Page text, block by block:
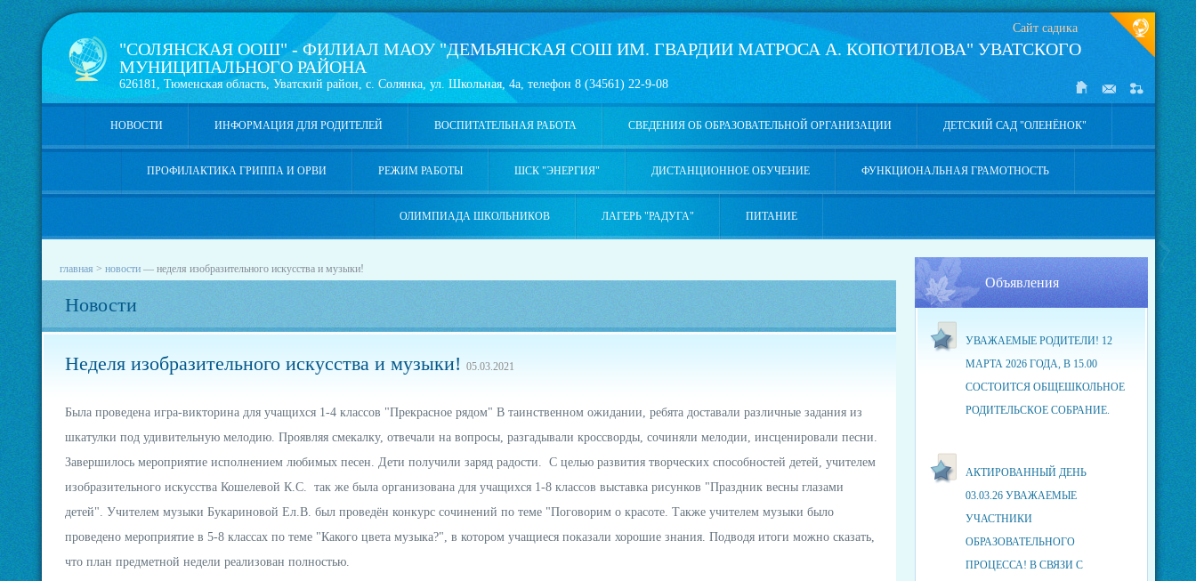
главная > новости — неделя изобразительного искусства и музыки!
Новости
Неделя изобразительного искусства и музыки! 05.03.2021
Была проведена игра-викторина для учащихся 1-4 классов "Прекрасное рядом" В таинственном ожидании, ребята доставали различные задания из
шкатулки под удивительную мелодию. Проявляя смекалку, отвечали на вопросы, разгадывали кроссворды, сочиняли мелодии, инсценировали песни.
Завершилось мероприятие исполнением любимых песен. Дети получили заряд радости. С целью развития творческих способностей детей, учителем
изобразительного искусства Кошелевой К.С. так же была организована для учащихся 1-8 классов выставка рисунков "Праздник весны глазами
детей". Учителем музыки Букариновой Ел.В. был проведён конкурс сочинений по теме "Поговорим о красоте. Также учителем музыки было
проведено мероприятие в 5-8 классах по теме "Какого цвета музыка?", в котором учащиеся показали хорошие знания. Подводя итоги можно сказать,
что план предметной недели реализован полностью.
Объявления
УВАЖАЕМЫЕ РОДИТЕЛИ! 12
МАРТА 2026 ГОДА, В 15.00
СОСТОИТСЯ ОБЩЕШКОЛЬНОЕ
РОДИТЕЛЬСКОЕ СОБРАНИЕ.
АКТИРОВАННЫЙ ДЕНЬ
03.03.26 УВАЖАЕМЫЕ
УЧАСТНИКИ
ОБРАЗОВАТЕЛЬНОГО
ПРОЦЕССА! В СВЯЗИ С
"СОЛЯНСКАЯ ООШ" - ФИЛИАЛ МАОУ "ДЕМЬЯНСКАЯ СОШ ИМ. ГВАРДИИ МАТРОСА А. КОПОТИЛОВА" УВАТСКОГО
МУНИЦИПАЛЬНОГО РАЙОНА
626181, Тюменская область, Уватский район, с. Солянка, ул. Школьная, 4а, телефон 8 (34561) 22-9-08
Сайт садика
НОВОСТИ ИНФОРМАЦИЯ ДЛЯ РОДИТЕЛЕЙ ВОСПИТАТЕЛЬНАЯ РАБОТА СВЕДЕНИЯ ОБ ОБРАЗОВАТЕЛЬНОЙ ОРГАНИЗАЦИИ ДЕТСКИЙ САД "ОЛЕНЁНОК"
ПРОФИЛАКТИКА ГРИППА И ОРВИ РЕЖИМ РАБОТЫ ШСК "ЭНЕРГИЯ" ДИСТАНЦИОННОЕ ОБУЧЕНИЕ ФУНКЦИОНАЛЬНАЯ ГРАМОТНОСТЬ
ОЛИМПИАДА ШКОЛЬНИКОВ ЛАГЕРЬ "РАДУГА" ПИТАНИЕ